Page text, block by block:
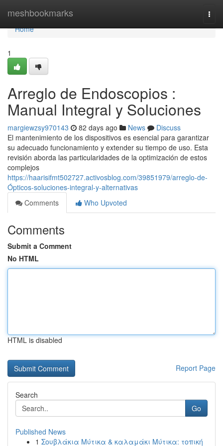
meshbookmarks
Home
Home
1
Arreglo de Endoscopios :
Manual Integral y Soluciones
margiewzsy970143 82 days ago News
Discuss
El mantenimiento de los dispositivos es esencial para garantizar
su adecuado funcionamiento y extender su tiempo de uso. Esta
revisión aborda las particularidades de la optimización de estos
complejos
https://haarisifmt502727.activosblog.com/39851979/arreglo-de-
Ópticos-soluciones-integral-y-alternativas
Comments
Who Upvoted
Comments
Submit a Comment
No HTML
HTML is disabled
Report Page
Search
Go
Published News
1 Σουβλάκια Μύτικα & καλαμάκι Μύτικα: τοπική